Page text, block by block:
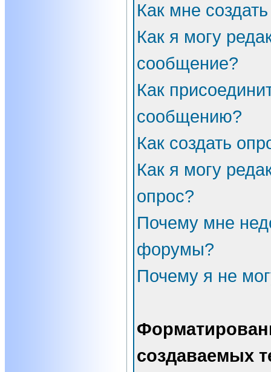
Как мне
Как я могу
сообщение?
Как
сообщению?
Как создать
Как я могу
опрос?
Почему мне
форумы?
Почему я не
создаваемых